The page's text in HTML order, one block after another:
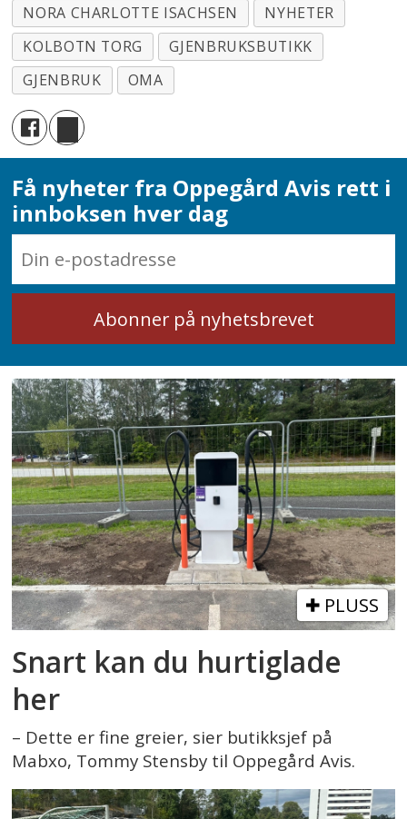
NORA CHARLOTTE ISACHSEN
NYHETER
KOLBOTN TORG
GJENBRUKSBUTIKK
GJENBRUK
OMA
Få nyheter fra Oppegård Avis rett i
innboksen hver dag
PLUSS
Snart kan du hurtiglade
her
– Dette er fine greier, sier butikksjef på
Mabxo, Tommy Stensby til Oppegård Avis.